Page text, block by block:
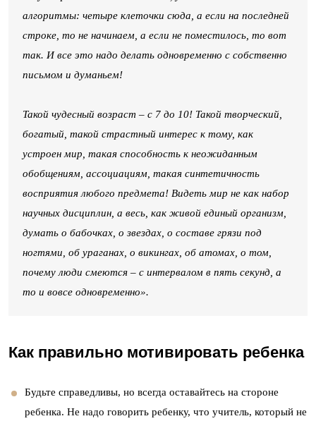
алгоритмы: четыре клеточки сюда, а если на последней
строке, то не начинаем, а если не поместилось, то вот
так. И все это надо делать одновременно с собственно
письмом и думаньем!
Такой чудесный возраст – с 7 до 10! Такой творческий,
богатый, такой страстный интерес к тому, как
устроен мир, такая способность к неожиданным
обобщениям, ассоциациям, такая синтетичность
восприятия любого предмета! Видеть мир не как набор
научных дисциплин, а весь, как живой единый организм,
думать о бабочках, о звездах, о составе грязи под
ногтями, об ураганах, о викингах, об атомах, о том,
почему люди смеются – с интервалом в пять секунд, а
то и вовсе одновременно».
Как правильно мотивировать ребенка
Будьте справедливы, но всегда оставайтесь на стороне
ребенка. Не надо говорить ребенку, что учитель, который не